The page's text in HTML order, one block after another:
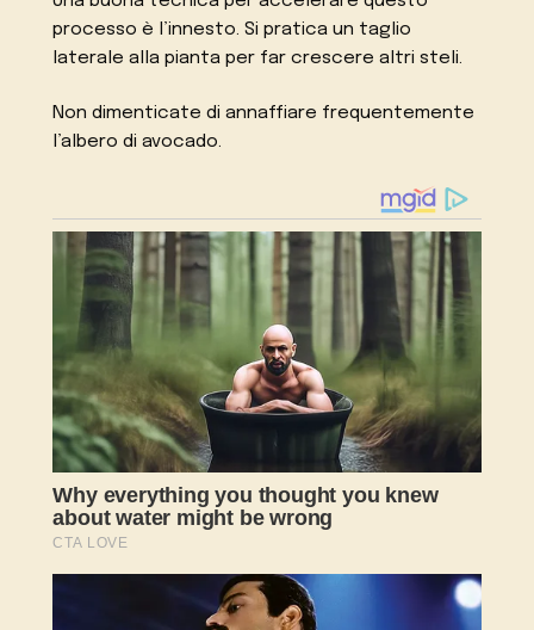
processo è l’innesto. Si pratica un taglio
laterale alla pianta per far crescere altri steli.
Non dimenticate di annaffiare frequentemente
l’albero di avocado.